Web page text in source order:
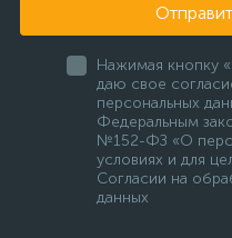
Нажимая кнопку
даю свое
персональных
Федеральным
№152-ФЗ «О
условиях и для
Согласии на
данных